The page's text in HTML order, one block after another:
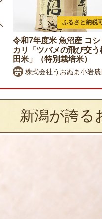
ふるさと納税
令和7年度米 魚沼産 コシ
カリ「ツバメの飛び交う
田米」（特別栽培米）
株式会社うおぬま小岩農
新潟が誇る